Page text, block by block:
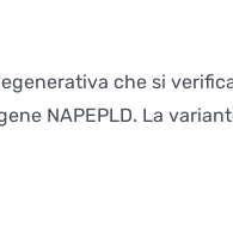
che si
NAPEPLD. La